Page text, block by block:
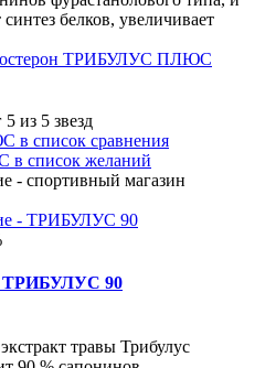
белков, увеличивает
из 5 звезд
список сравнения
список желаний
ТРИБУЛУС 90
травы Трибулус